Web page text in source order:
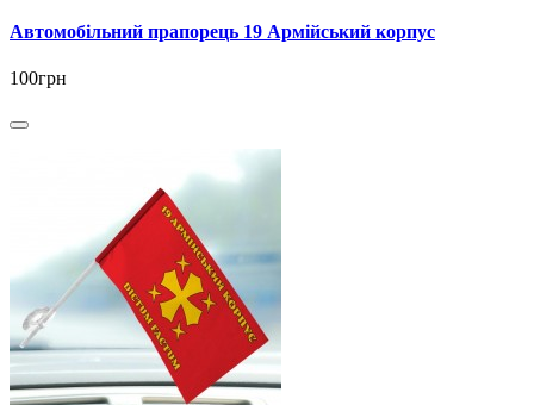
Автомобільний прапорець 19 Армійський корпус
100грн